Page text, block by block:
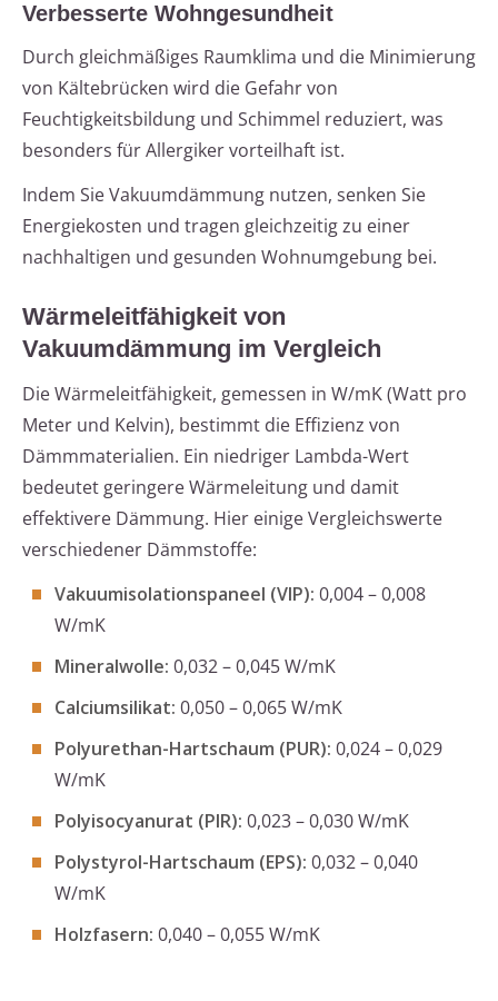
Verbesserte Wohngesundheit
Durch gleichmäßiges Raumklima und die Minimierung
von Kältebrücken wird die Gefahr von
Feuchtigkeitsbildung und Schimmel reduziert, was
besonders für Allergiker vorteilhaft ist.
Indem Sie Vakuumdämmung nutzen, senken Sie
Energiekosten und tragen gleichzeitig zu einer
nachhaltigen und gesunden Wohnumgebung bei.
Wärmeleitfähigkeit von
Vakuumdämmung im Vergleich
Die Wärmeleitfähigkeit, gemessen in W/mK (Watt pro
Meter und Kelvin), bestimmt die Effizienz von
Dämmmaterialien. Ein niedriger Lambda-Wert
bedeutet geringere Wärmeleitung und damit
effektivere Dämmung. Hier einige Vergleichswerte
verschiedener Dämmstoffe:
Vakuumisolationspaneel (VIP): 0,004 – 0,008
W/mK
Mineralwolle: 0,032 – 0,045 W/mK
Calciumsilikat: 0,050 – 0,065 W/mK
Polyurethan-Hartschaum (PUR): 0,024 – 0,029
W/mK
Polyisocyanurat (PIR): 0,023 – 0,030 W/mK
Polystyrol-Hartschaum (EPS): 0,032 – 0,040
W/mK
Holzfasern: 0,040 – 0,055 W/mK